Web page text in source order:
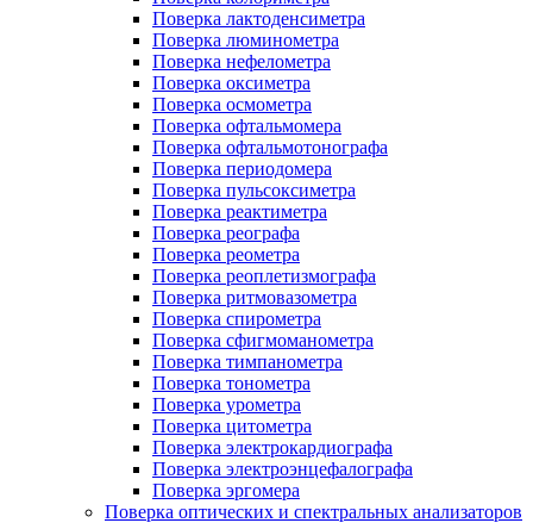
Поверка лактоденсиметра
Поверка люминометра
Поверка нефелометра
Поверка оксиметра
Поверка осмометра
Поверка офтальмомера
Поверка офтальмотонографа
Поверка периодомера
Поверка пульсоксиметра
Поверка реактиметра
Поверка реографа
Поверка реометра
Поверка реоплетизмографа
Поверка ритмовазометра
Поверка спирометра
Поверка сфигмоманометра
Поверка тимпанометра
Поверка тонометра
Поверка урометра
Поверка цитометра
Поверка электрокардиографа
Поверка электроэнцефалографа
Поверка эргомера
Поверка оптических и спектральных анализаторов